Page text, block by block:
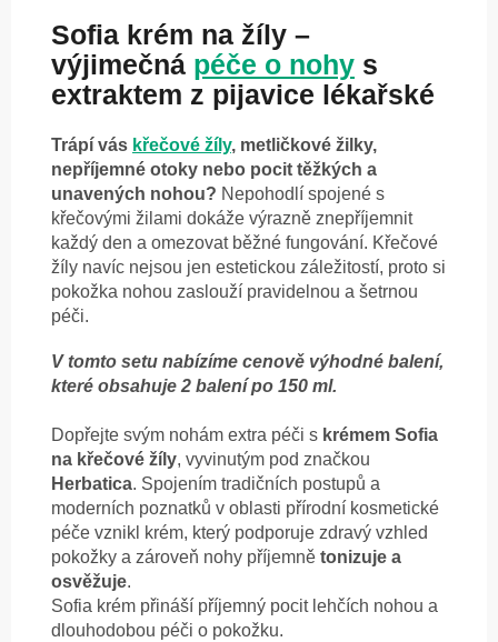
Sofia krém na žíly –
výjimečná péče o nohy s
extraktem z pijavice lékařské
Trápí vás křečové žíly, metličkové žilky,
nepříjemné otoky nebo pocit těžkých a
unavených nohou? Nepohodlí spojené s
křečovými žilami dokáže výrazně znepříjemnit
každý den a omezovat běžné fungování. Křečové
žíly navíc nejsou jen estetickou záležitostí, proto si
pokožka nohou zaslouží pravidelnou a šetrnou
péči.
V tomto setu nabízíme cenově výhodné balení,
které obsahuje 2 balení po 150 ml.
Dopřejte svým nohám extra péči s krémem Sofia
na křečové žíly, vyvinutým pod značkou
Herbatica. Spojením tradičních postupů a
moderních poznatků v oblasti přírodní kosmetické
péče vznikl krém, který podporuje zdravý vzhled
pokožky a zároveň nohy příjemně tonizuje a
osvěžuje.
Sofia krém přináší příjemný pocit lehčích nohou a
dlouhodobou péči o pokožku.